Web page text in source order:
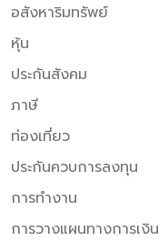
อสังหาริมทรัพย์
หุ้น
ประกันสังคม
ภาษี
ท่องเที่ยว
ประกันควบการลงทุน
การทำงาน
การวางแผนทางการเงิน